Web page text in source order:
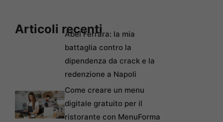
Articoli recenti
Abel Ferrara: la mia
battaglia contro la
dipendenza da crack e la
redenzione a Napoli
Come creare un menu
digitale gratuito per il
ristorante con MenuForma